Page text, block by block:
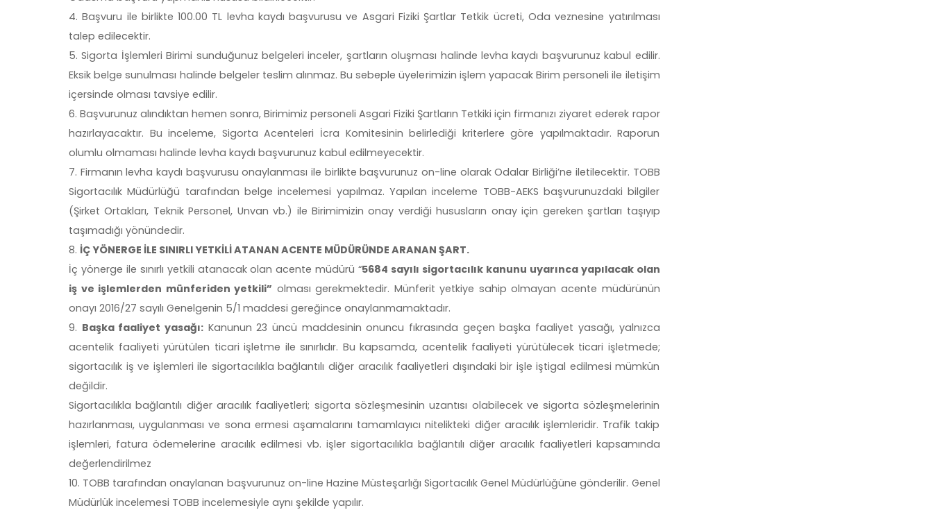
Başvuru ile birlikte 100.00 TL levha kaydı başvurusu ve Asgari Fiziki Şartlar Tetkik ücreti, Oda veznesine yatırılması
talep edilecektir.
Sigorta İşlemleri Birimi sunduğunuz belgeleri inceler, şartların oluşması halinde levha kaydı başvurunuz kabul edilir.
Eksik belge sunulması halinde belgeler teslim alınmaz. Bu sebeple üyelerimizin işlem yapacak Birim personeli ile iletişim
içersinde olması tavsiye edilir.
Başvurunuz alındıktan hemen sonra, Birimimiz personeli Asgari Fiziki Şartların Tetkiki için firmanızı ziyaret ederek rapor
hazırlayacaktır. Bu inceleme, Sigorta Acenteleri İcra Komitesinin belirlediği kriterlere göre yapılmaktadır. Raporun
olumlu olmaması halinde levha kaydı başvurunuz kabul edilmeyecektir.
Firmanın levha kaydı başvurusu onaylanması ile birlikte başvurunuz on-line olarak Odalar Birliği’ne iletilecektir. TOBB
Sigortacılık Müdürlüğü tarafından belge incelemesi yapılmaz. Yapılan inceleme TOBB-AEKS başvurunuzdaki bilgiler
(Şirket Ortakları, Teknik Personel, Unvan vb.) ile Birimimizin onay verdiği hususların onay için gereken şartları taşıyıp
taşımadığı yönündedir.
İÇ YÖNERGE İLE SINIRLI YETKİLİ ATANAN ACENTE MÜDÜRÜNDE ARANAN ŞART.
İç yönerge ile sınırlı yetkili atanacak olan acente müdürü “5684 sayılı sigortacılık kanunu uyarınca yapılacak olan
iş ve işlemlerden münferiden yetkili” olması gerekmektedir. Münferit yetkiye sahip olmayan acente müdürünün
onayı 2016/27 sayılı Genelgenin 5/1 maddesi gereğince onaylanmamaktadır.
Başka faaliyet yasağı: Kanunun 23 üncü maddesinin onuncu fıkrasında geçen başka faaliyet yasağı, yalnızca
acentelik faaliyeti yürütülen ticari işletme ile sınırlıdır. Bu kapsamda, acentelik faaliyeti yürütülecek ticari işletmede;
sigortacılık iş ve işlemleri ile sigortacılıkla bağlantılı diğer aracılık faaliyetleri dışındaki bir işle iştigal edilmesi mümkün
değildir.
Sigortacılıkla bağlantılı diğer aracılık faaliyetleri; sigorta sözleşmesinin uzantısı olabilecek ve sigorta sözleşmelerinin
hazırlanması, uygulanması ve sona ermesi aşamalarını tamamlayıcı nitelikteki diğer aracılık işlemleridir. Trafik takip
işlemleri, fatura ödemelerine aracılık edilmesi vb. işler sigortacılıkla bağlantılı diğer aracılık faaliyetleri kapsamında
değerlendirilmez
TOBB tarafından onaylanan başvurunuz on-line Hazine Müsteşarlığı Sigortacılık Genel Müdürlüğüne gönderilir. Genel
Müdürlük incelemesi TOBB incelemesiyle aynı şekilde yapılır.